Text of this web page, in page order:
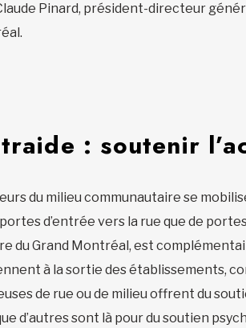
Pinard, président-directeur
: soutenir
du milieu communautaire se
d’entrée vers la rue que de
du Grand Montréal, est
à la sortie des établissements,
de rue ou de milieu offrent du
d’autres sont là pour du soutien